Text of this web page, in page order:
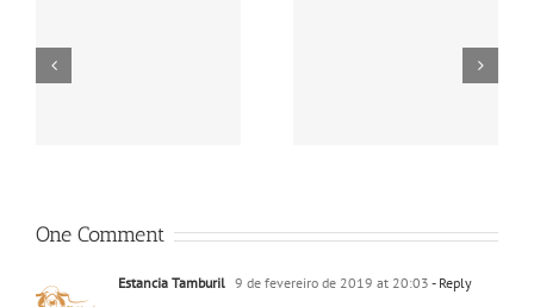
FAO: produção mundial
One Comment
Estancia Tamburil 9 de fevereiro de 2019 at 20:03 - Reply